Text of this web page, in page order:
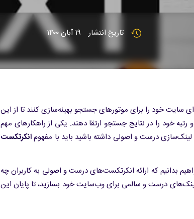
تاریخ انتشار ۱۹ آبان ۱۴۰۰
سایت خود را برای موتورهای جستجو بهینه‌سازی کنند تا از این
خود را در نتایج جستجو ارتقا دهند. یکی از راهکارهای مهم
درست و اصولی داشته باشید باید با مفهومانکرتکست
بدانیم که ارائه انکرتکست‌های درست و اصولی به کاربران چه
لینک‌‌‌های درست و سالمی برای وب‌سایت خود بسازید، تا پایان این